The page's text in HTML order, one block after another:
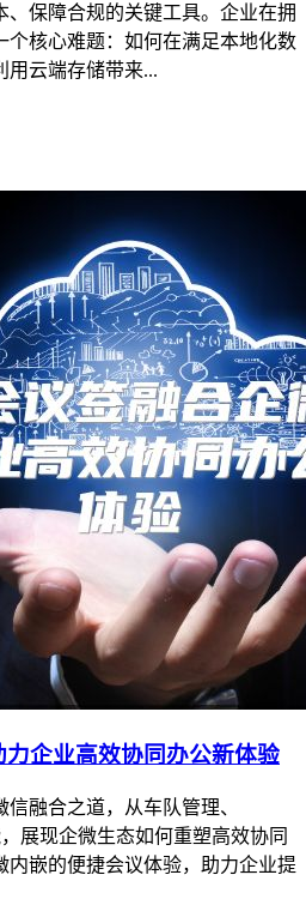
、保障合规的关键工具。企业在拥
个核心难题：如何在满足本地化数
用云端存储带来...
企业高效协同办公新体验
融合之道，从车队管理、
展现企微生态如何重塑高效协同
内嵌的便捷会议体验，助力企业提